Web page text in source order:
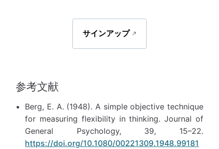
サインアップ
参考文献
Berg, E. A. (1948). A simple objective technique
for measuring flexibility in thinking. Journal of
General Psychology, 39, 15–22.
https://doi.org/10.1080/00221309.1948.99181